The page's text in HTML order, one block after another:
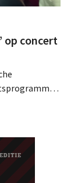
op concert
-